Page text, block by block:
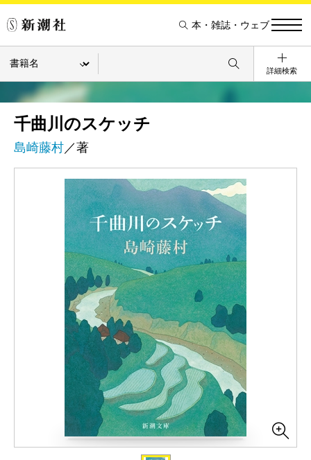
本・雑誌・ウェブ
詳細検索
千曲川のスケッチ
島崎藤村／著